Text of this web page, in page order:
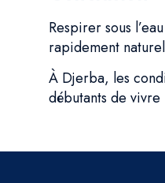
Respirer sous
rapidement
À Djerba, les
débutants de